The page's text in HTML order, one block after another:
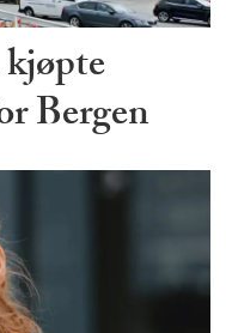
Bergen